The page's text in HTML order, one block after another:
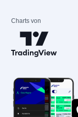
Charts von